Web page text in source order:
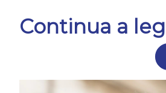
Continua a